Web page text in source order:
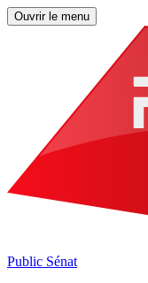
Ouvrir le menu
Public Sénat